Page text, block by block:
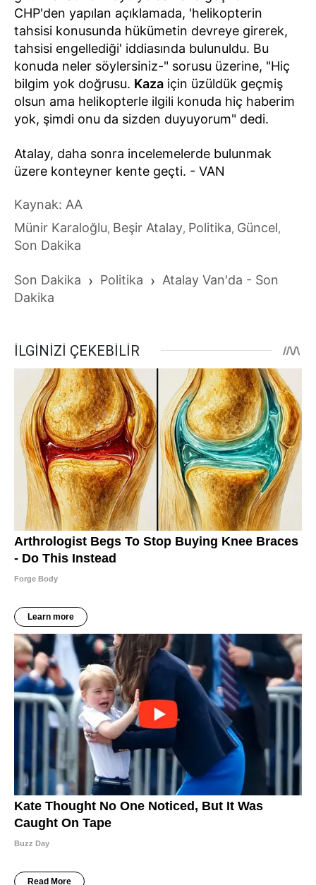
CHP'den yapılan açıklamada, 'helikopterin
tahsisi konusunda hükümetin devreye girerek,
tahsisi engellediği' iddiasında bulunuldu. Bu
konuda neler söylersiniz-" sorusu üzerine, "Hiç
bilgim yok doğrusu. Kaza için üzüldük geçmiş
olsun ama helikopterle ilgili konuda hiç haberim
yok, şimdi onu da sizden duyuyorum" dedi.
Atalay, daha sonra incelemelerde bulunmak
üzere konteyner kente geçti. - VAN
Kaynak: AA
Münir Karaloğlu, Beşir Atalay, Politika, Güncel,
Son Dakika
Son Dakika › Politika › Atalay Van'da - Son
Dakika